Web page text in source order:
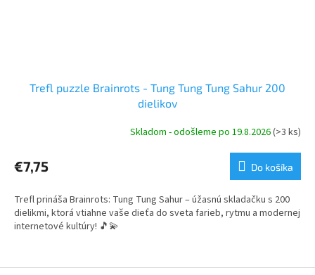
Trefl puzzle Brainrots - Tung Tung Tung Sahur 200
dielikov
Skladom - odošleme po 19.8.2026(>3 ks)
€7,75 Do košíka
Trefl prináša Brainrots: Tung Tung Sahur – úžasnú skladačku s 200
dielikmi, ktorá vtiahne vaše dieťa do sveta farieb, rytmu a modernej
internetové kultúry! 🎵💫